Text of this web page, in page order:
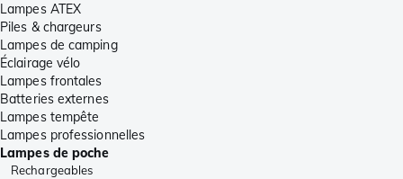
Lampes ATEX
Piles & chargeurs
Lampes de camping
Éclairage vélo
Lampes frontales
Batteries externes
Lampes tempête
Lampes professionnelles
Lampes de poche
Rechargeables